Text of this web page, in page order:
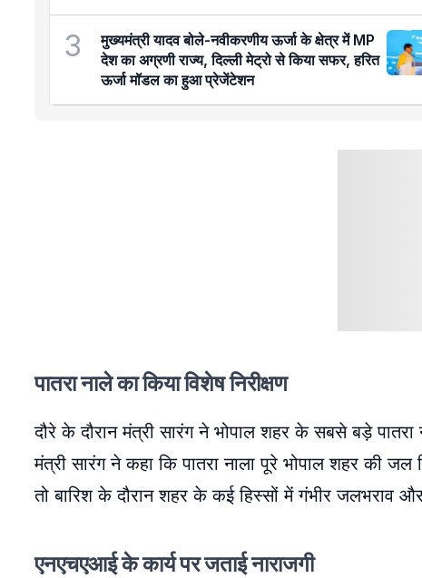
3
मुख्यमंत्री यादव बोले-नवीकरणीय ऊर्जा के क्षेत्र में MP
देश का अग्रणी राज्य, दिल्ली मेट्रो से किया सफर, हरित
ऊर्जा मॉडल का हुआ प्रेजेंटेशन
पातरा नाले का किया विशेष निरीक्षण
दौरे के दौरान मंत्री सारंग ने भोपाल शहर के सबसे बड़े पातरा
मंत्री सारंग ने कहा कि पातरा नाला पूरे भोपाल शहर की
तो बारिश के दौरान शहर के कई हिस्सों में गंभीर जलभराव
एनएचएआई के कार्य पर जताई नाराजगी